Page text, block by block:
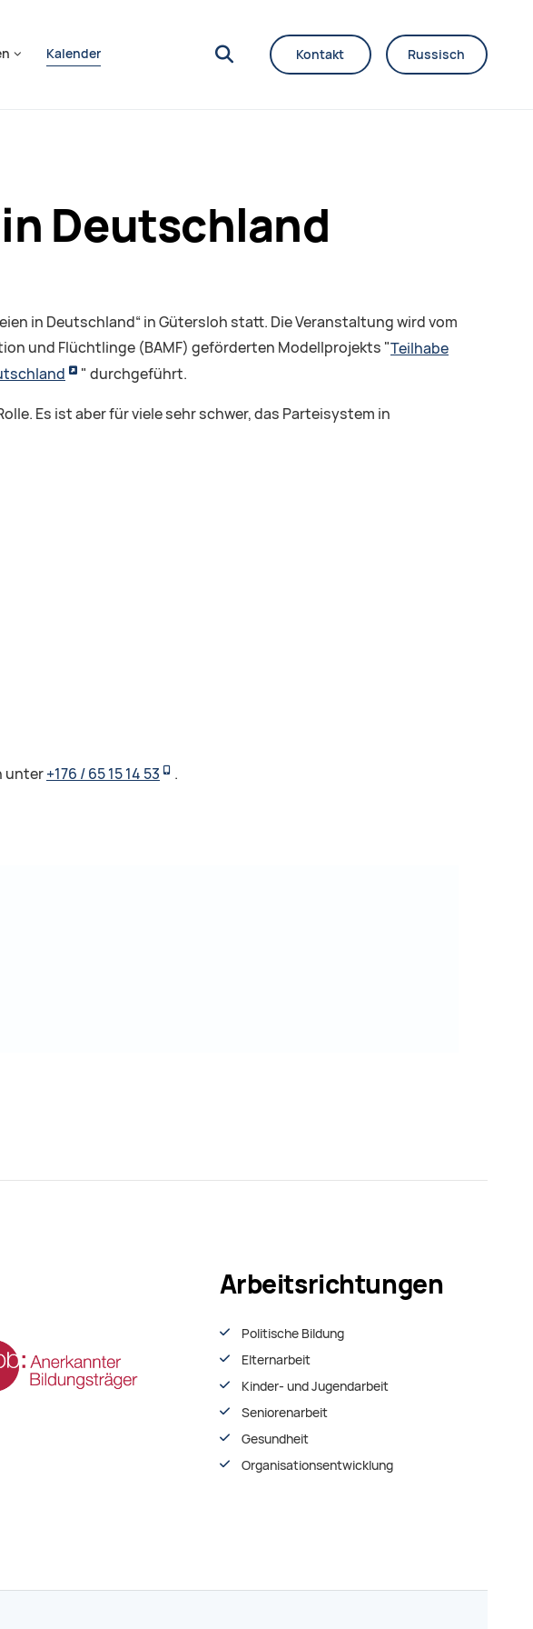
Kalender Kontakt Russisch
Deutschland
in Deutschland“ in Gütersloh statt. Die Veranstaltung wird vom
und Flüchtlinge (BAMF) geförderten Modellprojekts "Teilhabe
" durchgeführt.
Es ist aber für viele sehr schwer, das Parteisystem in
unter+176 / 65 15 14 53 .
Arbeitsrichtungen
Politische Bildung
Elternarbeit
Kinder- und Jugendarbeit
Seniorenarbeit
Gesundheit
Organisationsentwiсklung